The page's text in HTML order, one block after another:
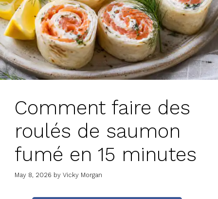
Comment faire des
roulés de saumon
fumé en 15 minutes
May 8, 2026 by Vicky Morgan